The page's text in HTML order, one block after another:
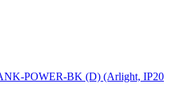
POWER-BK (D) (Arlight, IP20